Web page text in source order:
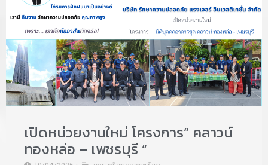
เปิดหน่วยงานใหม่ โครงการ“ คลาวน์
ทองหล่อ – เพชรบุรี “